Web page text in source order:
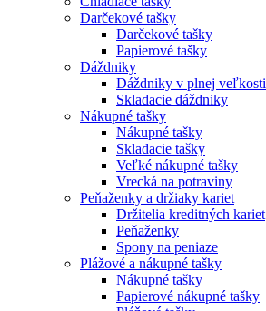
Darčekové tašky
Darčekové tašky
Papierové tašky
Dáždniky
Dáždniky v plnej veľkosti
Skladacie dáždniky
Nákupné tašky
Nákupné tašky
Skladacie tašky
Veľké nákupné tašky
Vrecká na potraviny
Peňaženky a držiaky kariet
Držitelia kreditných kariet
Peňaženky
Spony na peniaze
Plážové a nákupné tašky
Nákupné tašky
Papierové nákupné tašky